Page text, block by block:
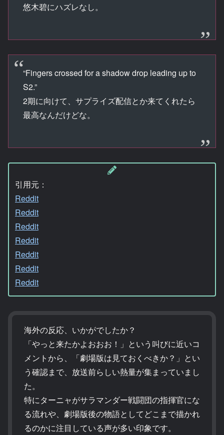
悠木碧にハズレなし。
“Fingers crossed for a shadow drop leading up to
S2.”
2期に向けて、サプライズ配信とか来てくれたら
最高なんだけどな。
引用元：
Reddit
Reddit
Reddit
Reddit
Reddit
Reddit
Reddit
海外の反応、いかがでしたか？
「やっと来たかよおおお！」という叫びに近いコ
メントから、「劇場版は見ておくべきか？」とい
う確認まで、放送前らしい熱量が集まっていまし
た。
特にターニャがサラマンダー戦闘団の指揮官にな
る流れや、劇場版後の物語としてどこまで描かれ
るのかに注目している声が多い印象です。